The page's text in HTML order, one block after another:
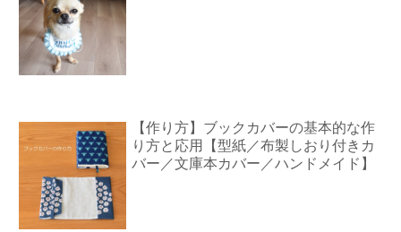
【作り方】ブックカバーの基本的な作
り方と応用【型紙／布製しおり付きカ
バー／文庫本カバー／ハンドメイド】